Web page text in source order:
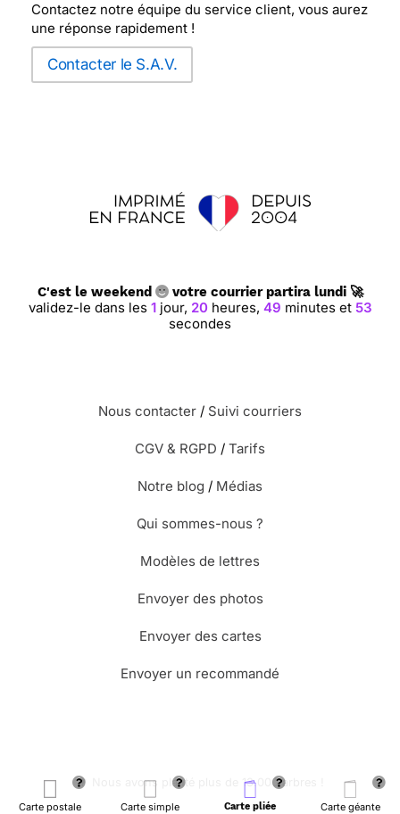
Carte postale Carte simple Carte pliée Carte géante
Contactez notre équipe du service client, vous aurez
une réponse rapidement !
Contacter le S.A.V.
C'est le weekend votre courrier partira lundi 🚀
validez-le dans les 1 jour, 20 heures, 49 minutes et 52
secondes
Nous contacter / Suivi courriers
CGV & RGPD / Tarifs
Notre blog / Médias
Qui sommes-nous ?
Modèles de lettres
Envoyer des photos
Envoyer des cartes
Envoyer un recommandé
🌳 Nous avons planté plus de 13.000 arbres !